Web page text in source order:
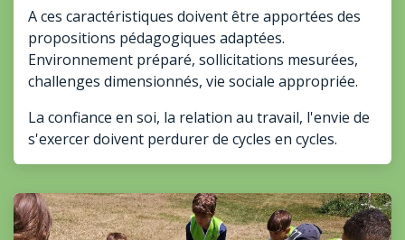
A ces caractéristiques doivent être apportées des
propositions pédagogiques adaptées.
Environnement préparé, sollicitations mesurées,
challenges dimensionnés, vie sociale appropriée.
La confiance en soi, la relation au travail, l'envie de
s'exercer doivent perdurer de cycles en cycles.